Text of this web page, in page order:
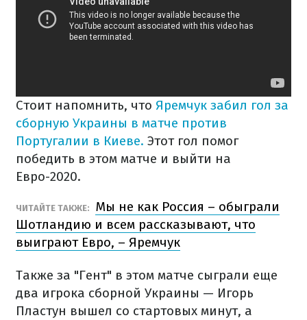
Стоит напомнить, что Яремчук забил гол за
сборную Украины в матче против
Португалии в Киеве. Этот гол помог
победить в этом матче и выйти на
Евро-2020.
ЧИТАЙТЕ ТАКЖЕ:
Мы не как Россия – обыграли
Шотландию и всем рассказывают, что
выиграют Евро, – Яремчук
Также за "Гент" в этом матче сыграли еще
два игрока сборной Украины — Игорь
Пластун вышел со стартовых минут, а